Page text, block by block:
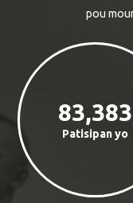
pou
Patisipan yo
83,383